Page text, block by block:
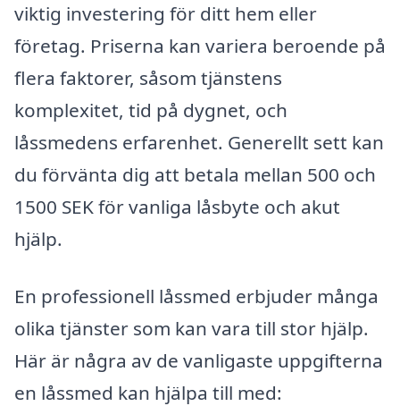
viktig investering för ditt hem eller
företag. Priserna kan variera beroende på
flera faktorer, såsom tjänstens
komplexitet, tid på dygnet, och
låssmedens erfarenhet. Generellt sett kan
du förvänta dig att betala mellan 500 och
1500 SEK för vanliga låsbyte och akut
hjälp.
En professionell låssmed erbjuder många
olika tjänster som kan vara till stor hjälp.
Här är några av de vanligaste uppgifterna
en låssmed kan hjälpa till med: